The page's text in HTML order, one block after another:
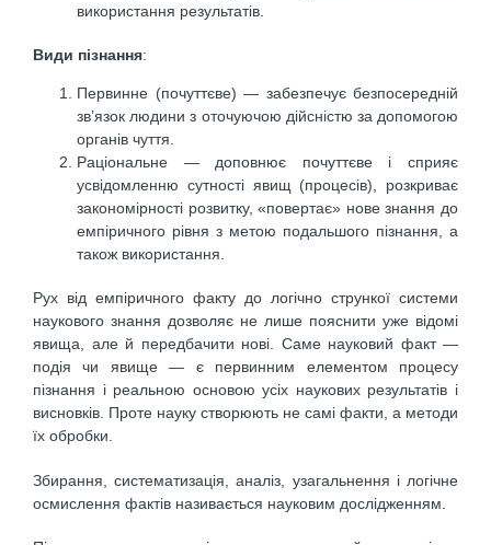
використання результатів.
Види пізнання:
Первинне (почуттєве) — забезпечує безпосередній
зв’язок людини з оточуючою дійсністю за допомогою
органів чуття.
Раціональне — доповнює почуттєве і сприяє
усвідомленню сутності явищ (процесів), розкриває
закономірності розвитку, «повертає» нове знання до
емпіричного рівня з метою подальшого пізнання, а
також використання.
Рух від емпіричного факту до логічно стрункої системи
наукового знання дозволяє не лише пояснити уже відомі
явища, але й передбачити нові. Саме науковий факт —
подія чи явище — є первинним елементом процесу
пізнання і реальною основою усіх наукових результатів і
висновків. Проте науку створюють не самі факти, а методи
їх обробки.
Збирання, систематизація, аналіз, узагальнення і логічне
осмислення фактів називається науковим дослідженням.